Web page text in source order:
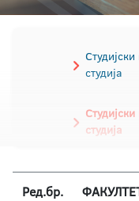
студија
студија
студија
Ред.бр.